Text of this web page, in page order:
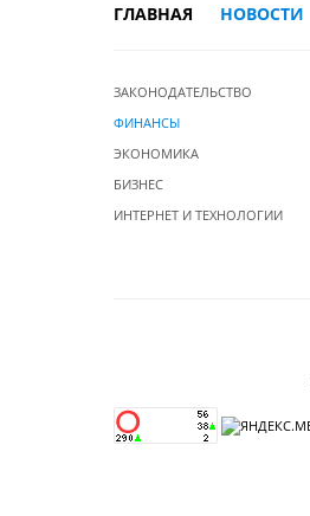
ГЛАВНАЯ НОВОСТИ
ЗАКОНОДАТЕЛЬСТВО
ФИНАНСЫ
ЭКОНОМИКА
БИЗНЕС
ИНТЕРНЕТ И ТЕХНОЛОГИИ